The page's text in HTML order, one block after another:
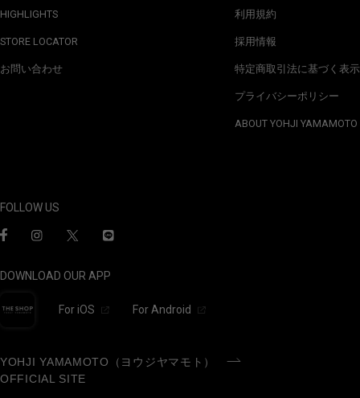
HIGHLIGHTS
STORE LOCATOR
お問い合わせ
利用規約
採用情報
特定商取引法に基づく表示
プライバシーポリシー
ABOUT YOHJI YAMAMOTO
FOLLOW US
DOWNLOAD OUR APP
For iOS For Android
YOHJI YAMAMOTO（ヨウジヤマモト）
OFFICIAL SITE